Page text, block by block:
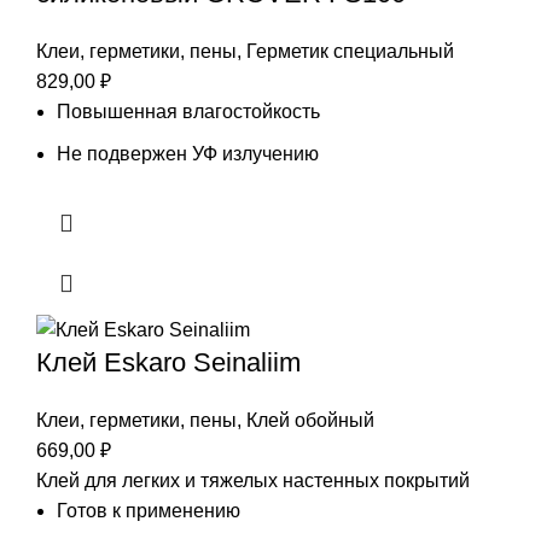
Клеи, герметики, пены, Герметик специальный
829,00 ₽
Повышенная влагостойкость
Не подвержен УФ излучению
Клей Eskaro Seinaliim
Клеи, герметики, пены, Клей обойный
669,00 ₽
Клей для легких и тяжелых настенных покрытий
Готов к применению